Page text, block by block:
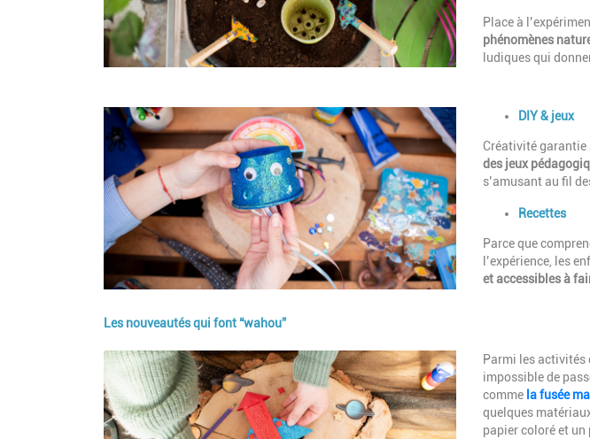
Place à
phénomènes
ludiques qui
Image DescriptionDIY & jeux
Créativité garantie
des jeux
s’amusant au fil
Recettes
Parce que
l’expérience, les
et accessibles à
Les nouveautés qui font “wahou”
Image Description
Parmi les activités
impossible de
comme la fusée
quelques
papier coloré et